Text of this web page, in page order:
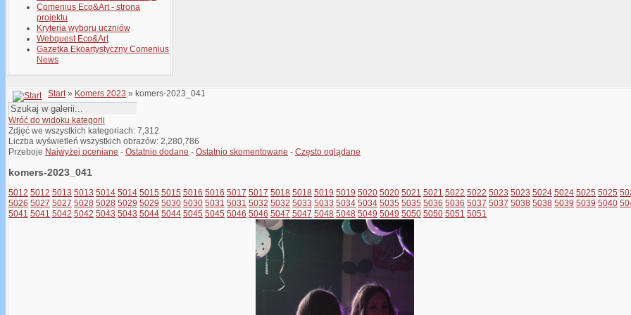
Comenius Eco&Art - strona
projektu
Kryteria wyboru uczniów
Webquest Eco&Art
Gazetka Ekoartystyczny Comenius
News
Start» Komers 2023 » komers-2023_041
Wróć do widoku kategorii
Zdjęć we wszystkich kategoriach: 7,312
Liczba wyświetleń wszystkich obrazów: 2,280,786
Przeboje Najwyżej oceniane - Ostatnio dodane - Ostatnio skomentowane - Często oglądane
komers-2023_041
5012 5012 5013 5013 5014 5014 5015 5015 5016 5016 5017 5017 5018 5018 5019 5019 5020 5020 5021 5021 5022 5022 5023 5023 5024 5024 5025 5025
5026 5027 5027 5028 5028 5029 5029 5030 5030 5031 5031 5032 5032 5033 5033 5034 5034 5035 5035 5036 5036 5037 5037 5038 5038 5039 5039 5040
5041 5041 5042 5042 5043 5043 5044 5044 5045 5045 5046 5046 5047 5047 5048 5048 5049 5049 5050 5050 5051 5051